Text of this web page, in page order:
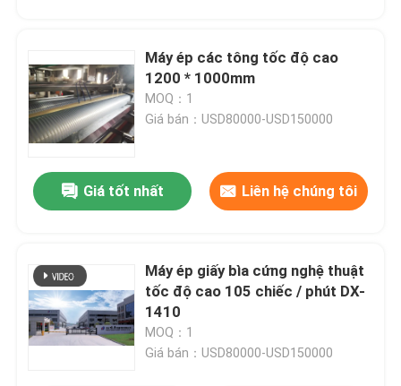
Máy ép các tông tốc độ cao
1200 * 1000mm
MOQ：1
Giá bán：USD80000-USD150000
Giá tốt nhất Liên hệ chúng tôi
Máy ép giấy bìa cứng nghệ thuật
tốc độ cao 105 chiếc / phút DX-
1410
MOQ：1
Giá bán：USD80000-USD150000